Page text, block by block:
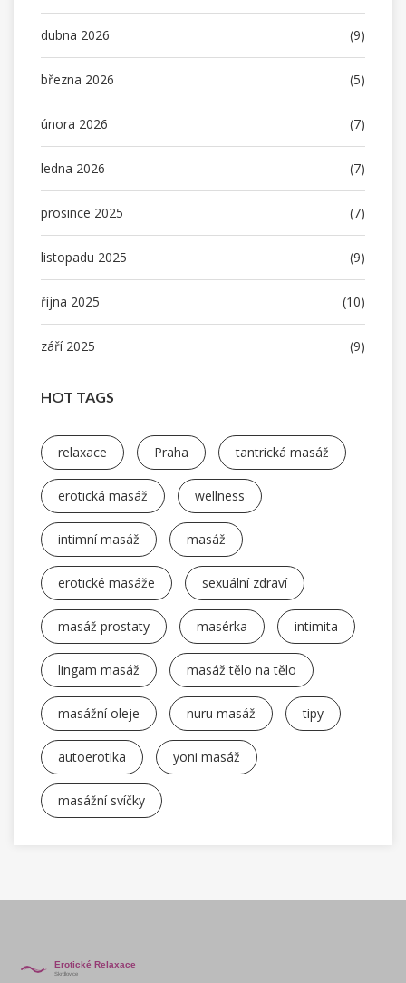
dubna 2026 (9)
března 2026 (5)
února 2026 (7)
ledna 2026 (7)
prosince 2025 (7)
listopadu 2025 (9)
října 2025 (10)
září 2025 (9)
HOT TAGS
relaxace Praha tantrická masáž
erotická masáž wellness
intimní masáž masáž
erotické masáže sexuální zdraví
masáž prostaty masérka intimita
lingam masáž masáž tělo na tělo
masážní oleje nuru masáž tipy
autoerotika yoni masáž
masážní svíčky